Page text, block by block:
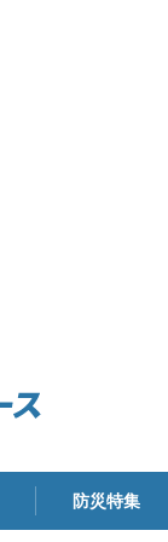
防災特集